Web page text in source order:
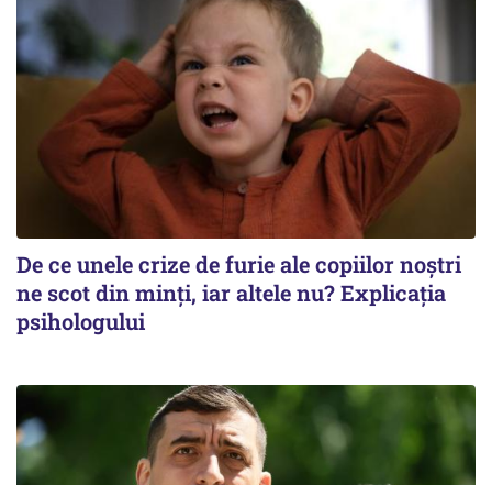
De ce unele crize de furie ale copiilor noștri
ne scot din minți, iar altele nu? Explicația
psihologului